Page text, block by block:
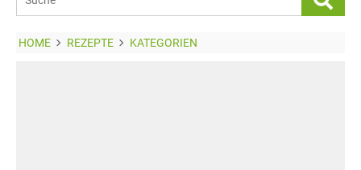
HOME REZEPTE KATEGORIEN